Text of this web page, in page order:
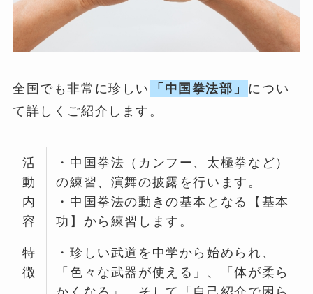
全国でも非常に珍しい 「中国拳法部」
につい
て詳しくご紹介します。
活
動
内
容
・中国拳法（カンフー、太極拳など）
の練習、演舞の披露を行います。
・中国拳法の動きの基本となる【基本
功】から練習します。
特
徴
・珍しい武道を中学から始められ、
「色々な武器が使える」、「体が柔ら